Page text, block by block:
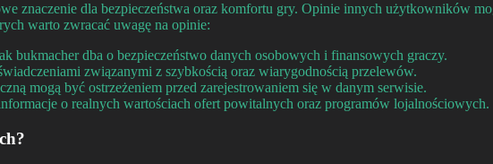
znaczenie dla bezpieczeństwa oraz komfortu gry. Opinie innych użytkowników
warto zwracać uwagę na opinie:
bukmacher dba o bezpieczeństwo danych osobowych i finansowych graczy.
związanymi z szybkością oraz wiarygodnością przelewów.
mogą być ostrzeżeniem przed zarejestrowaniem się w danym serwisie.
o realnych wartościach ofert powitalnych oraz programów lojalnościowych.